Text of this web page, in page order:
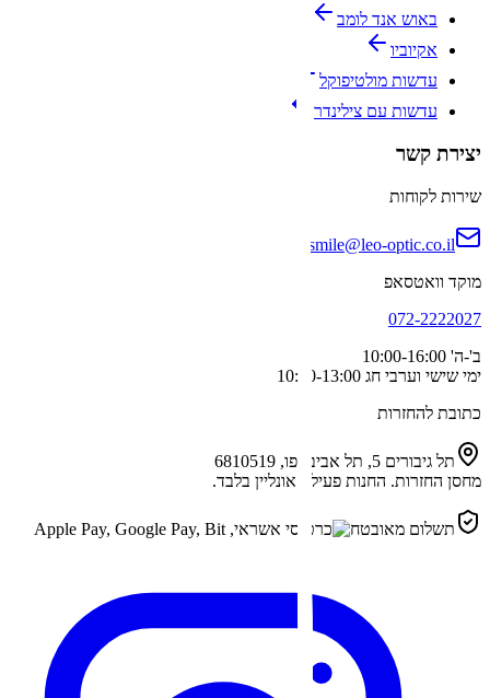
באוש אנד לומב
אקיוביו
עדשות מולטיפוקל
עדשות עם צילינדר
יצירת קשר
שירות לקוחות
smile@leo-optic.co.il
מוקד וואטסאפ
072-2222027
ב'-ה'
ימי שישי וערבי חג 10:00-13:00
כתובת להחזרות
תל גיבורים 5, תל אביב-יפו, 6810519
מחסן החזרות. החנות פעילה אונליין בלבד.
תשלום מאובטח